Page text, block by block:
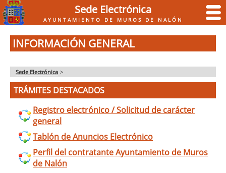
Sede Electrónica
AYUNTAMIENTO DE MUROS DE NALÓN
INFORMACIÓN GENERAL
Sede Electrónica >
TRÁMITES DESTACADOS
Registro electrónico / Solicitud de carácter
general
Tablón de Anuncios Electrónico
Perfil del contratante Ayuntamiento de Muros
de Nalón